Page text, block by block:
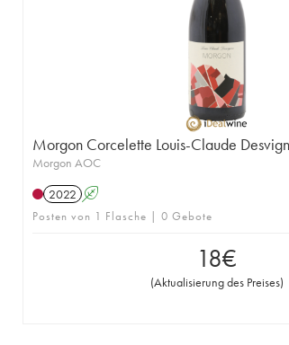
Morgon Corcelette Louis-Claude
Morgon AOC
2022 A
Posten von 1 Flasche | 0 Gebote
18€
(Aktualisierung des Preises)